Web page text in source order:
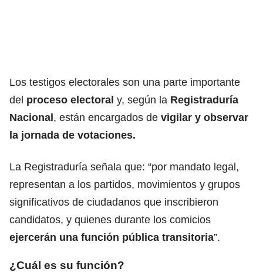
Los testigos electorales son una parte importante
del proceso electoral y, según la Registraduría
Nacional, están encargados de vigilar y observar
la jornada de votaciones.
La Registraduría señala que: “por mandato legal,
representan a los partidos, movimientos y grupos
significativos de ciudadanos que inscribieron
candidatos, y quienes durante los comicios
ejercerán una función pública transitoria”.
¿Cuál es su función?